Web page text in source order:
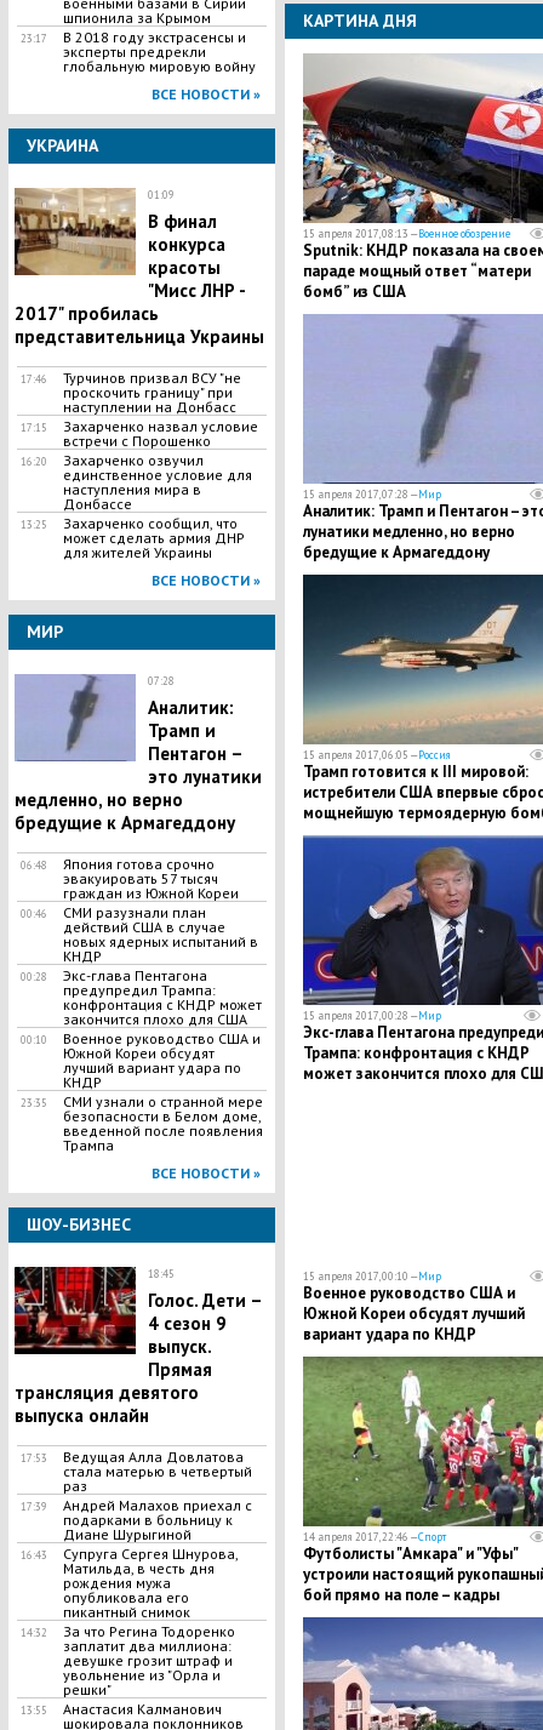
шпионила за Крымом
23:17
В 2018 году экстрасенсы и
эксперты предрекли
глобальную мировую войну
ВСЕ НОВОСТИ »
УКРАИНА
01:09
В финал
конкурса
красоты
"Мисс ЛНР -
2017" пробилась
представительница Украины
17:46
Турчинов призвал ВСУ "не
проскочить границу" при
наступлении на Донбасс
17:15
Захарченко назвал условие
встречи с Порошенко
16:20
Захарченко озвучил
единственное условие для
наступления мира в
Донбассе
13:25
Захарченко сообщил, что
может сделать армия ДНР
для жителей Украины
ВСЕ НОВОСТИ »
МИР
07:28
Аналитик:
Трамп и
Пентагон –
это лунатики
медленно, но верно
бредущие к Армагеддону
06:48
Япония готова срочно
эвакуировать 57 тысяч
граждан из Южной Кореи
00:46
СМИ разузнали план
действий США в случае
новых ядерных испытаний в
КНДР
00:28
Экс-глава Пентагона
предупредил Трампа:
конфронтация с КНДР может
закончится плохо для США
00:10
Военное руководство США и
Южной Кореи обсудят
лучший вариант удара по
КНДР
23:35
СМИ узнали о странной мере
безопасности в Белом доме,
введенной после появления
Трампа
ВСЕ НОВОСТИ »
ШОУ-БИЗНЕС
18:45
Голос. Дети –
4 сезон 9
выпуск.
Прямая
трансляция девятого
выпуска онлайн
17:53
Ведущая Алла Довлатова
стала матерью в четвертый
раз
17:39
Андрей Малахов приехал с
подарками в больницу к
Диане Шурыгиной
16:43
Супруга Сергея Шнурова,
Матильда, в честь дня
рождения мужа
опубликовала его
пикантный снимок
14:32
За что Регина Тодоренко
заплатит два миллиона:
девушке грозит штраф и
увольнение из "Орла и
решки"
13:55
Анастасия Калманович
шокировала поклонников
КАРТИНА ДНЯ
15 апреля 2017, 08:13 —Военное обозрение
Sputnik: КНДР показала на
параде мощный ответ “матери
бомб” из США
15 апреля 2017, 07:28 —Мир
Аналитик: Трамп и Пентагон –
лунатики медленно, но верно
бредущие к Армагеддону
15 апреля 2017, 06:05 —Россия
Трамп готовится к III мировой:
истребители США впервые
мощнейшую термоядерную
B61-12
15 апреля 2017, 00:28 —Мир
Экс-глава Пентагона
Трампа: конфронтация с КНДР
может закончится плохо для
15 апреля 2017, 00:10 —Мир
Военное руководство США и
Южной Кореи обсудят лучший
вариант удара по КНДР
14 апреля 2017, 22:46 —Спорт
Футболисты "Амкара" и "Уфы"
устроили настоящий
бой прямо на поле – кадры